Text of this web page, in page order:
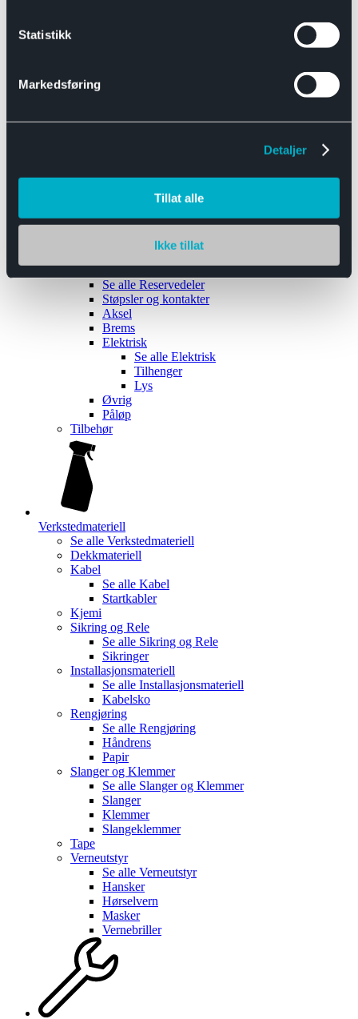
Statistikk
Markedsføring
Detaljer
Tillat alle
Ikke tillat
Båthengere
Reservedeler
Se alle Reservedeler
Støpsler og kontakter
Aksel
Brems
Elektrisk
Se alle Elektrisk
Tilhenger
Lys
Øvrig
Påløp
Tilbehør
Verkstedmateriell
Se alle Verkstedmateriell
Dekkmateriell
Kabel
Se alle Kabel
Startkabler
Kjemi
Sikring og Rele
Se alle Sikring og Rele
Sikringer
Installasjonsmateriell
Se alle Installasjonsmateriell
Kabelsko
Rengjøring
Se alle Rengjøring
Håndrens
Papir
Slanger og Klemmer
Se alle Slanger og Klemmer
Slanger
Klemmer
Slangeklemmer
Tape
Verneutstyr
Se alle Verneutstyr
Hansker
Hørselvern
Masker
Vernebriller